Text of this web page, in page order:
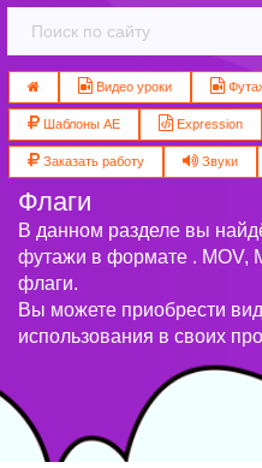
Видео уроки
Шаблоны AE Expression
Заказать работу Звуки
Флаги
В данном разделе вы
футажи в формате . MOV,
флаги.
Вы можете приобрести
использования в своих